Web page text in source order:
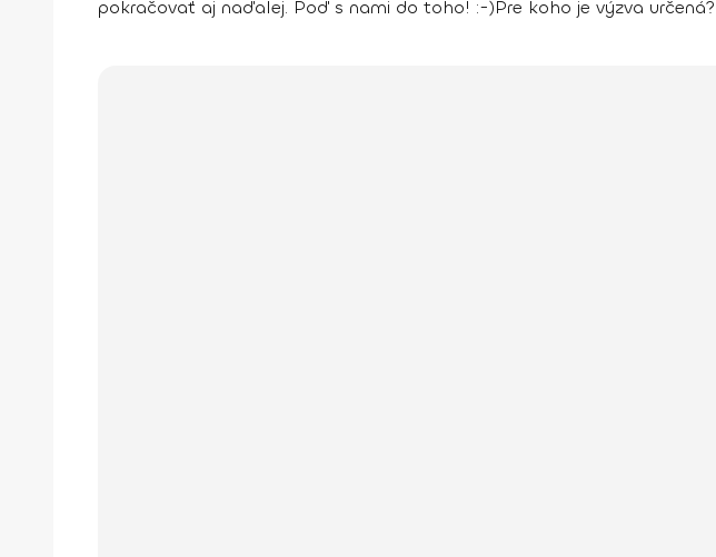
pokračovať aj naďalej. Poď s nami do toho! :-)Pre koho je výzva určená?